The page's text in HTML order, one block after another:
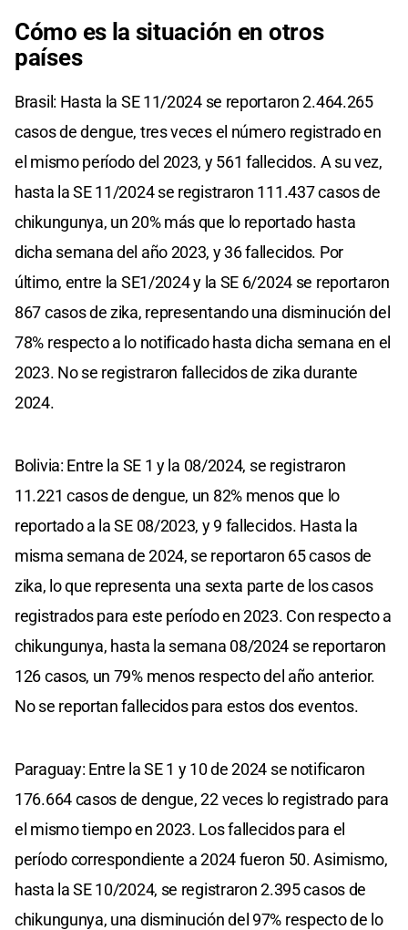
Cómo es la situación en otros
países
Brasil: Hasta la SE 11/2024 se reportaron 2.464.265
casos de dengue, tres veces el número registrado en
el mismo período del 2023, y 561 fallecidos. A su vez,
hasta la SE 11/2024 se registraron 111.437 casos de
chikungunya, un 20% más que lo reportado hasta
dicha semana del año 2023, y 36 fallecidos. Por
último, entre la SE1/2024 y la SE 6/2024 se reportaron
867 casos de zika, representando una disminución del
78% respecto a lo notificado hasta dicha semana en el
2023. No se registraron fallecidos de zika durante
2024.
Bolivia: Entre la SE 1 y la 08/2024, se registraron
11.221 casos de dengue, un 82% menos que lo
reportado a la SE 08/2023, y 9 fallecidos. Hasta la
misma semana de 2024, se reportaron 65 casos de
zika, lo que representa una sexta parte de los casos
registrados para este período en 2023. Con respecto a
chikungunya, hasta la semana 08/2024 se reportaron
126 casos, un 79% menos respecto del año anterior.
No se reportan fallecidos para estos dos eventos.
Paraguay: Entre la SE 1 y 10 de 2024 se notificaron
176.664 casos de dengue, 22 veces lo registrado para
el mismo tiempo en 2023. Los fallecidos para el
período correspondiente a 2024 fueron 50. Asimismo,
hasta la SE 10/2024, se registraron 2.395 casos de
chikungunya, una disminución del 97% respecto de lo